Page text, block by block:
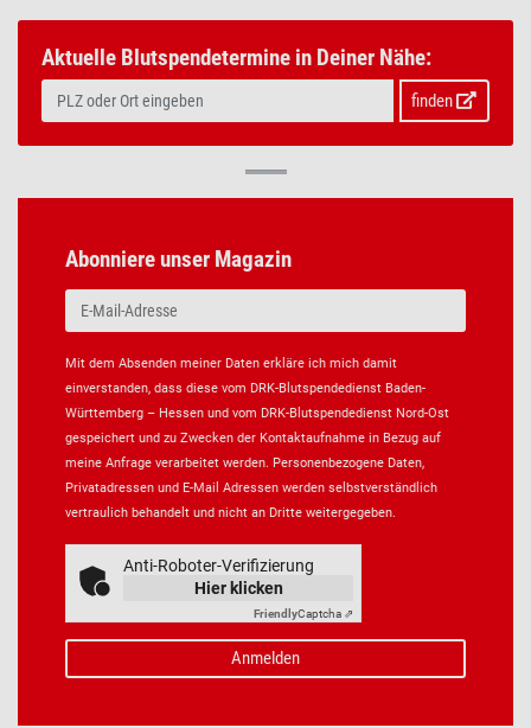
Aktuelle Blutspendetermine in Deiner Nähe:
finden
Abonniere unser Magazin
Mit dem Absenden meiner Daten erkläre ich mich damit
einverstanden, dass diese vom DRK-Blutspendedienst Baden-
Württemberg – Hessen und vom DRK-Blutspendedienst Nord-Ost
gespeichert und zu Zwecken der Kontaktaufnahme in Bezug auf
meine Anfrage verarbeitet werden. Personenbezogene Daten,
Privatadressen und E-Mail Adressen werden selbstverständlich
vertraulich behandelt und nicht an Dritte weitergegeben.
Anti-Roboter-Verifizierung
Hier klicken
FriendlyCaptcha ⇗